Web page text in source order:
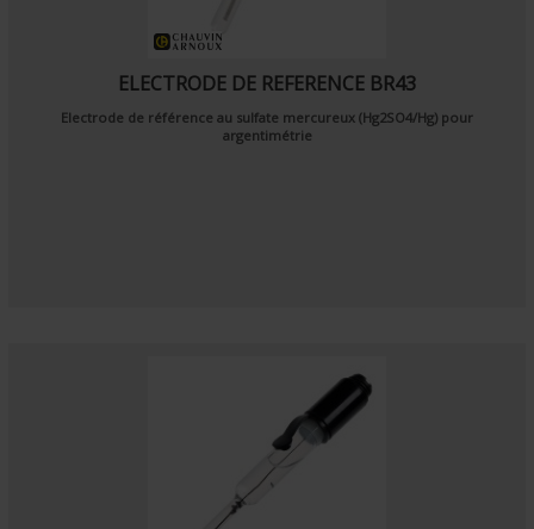
ELECTRODE DE REFERENCE BR43
Electrode de référence au sulfate mercureux (Hg2SO4/Hg) pour
argentimétrie